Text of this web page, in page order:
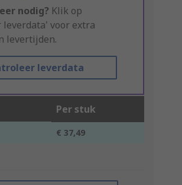
nodig? Klik op
leverdata' voor extra
levertijden.
leverdata
Per stuk
€ 37,49